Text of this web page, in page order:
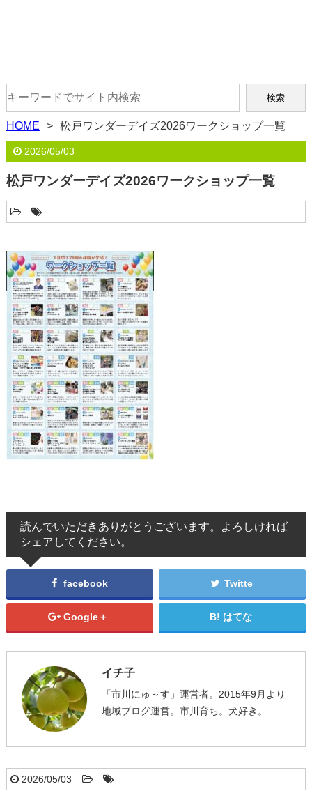
HOME 松戸ワンダーデイズ2026ワークショップ一覧
2026/05/03
松戸ワンダーデイズ2026ワークショップ一覧
読んでいただきありがとうございます。よろしければ
シェアしてください。
facebook Twitte
Google＋ はてな
イチ子
「市川にゅ～す」運営者。2015年9月より
地域ブログ運営。市川育ち。犬好き。
2026/05/03